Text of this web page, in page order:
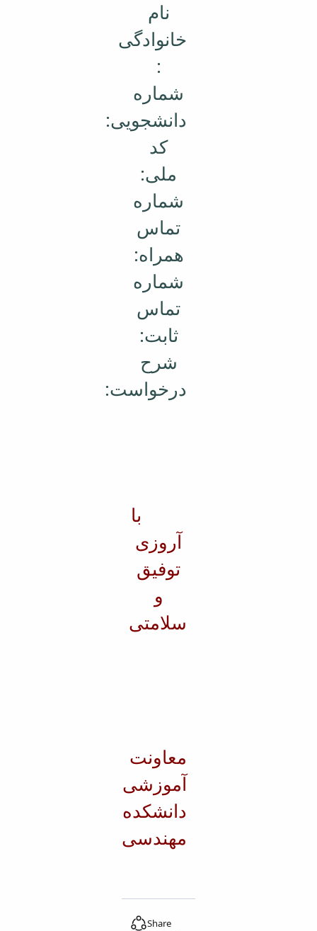
نام
خانوادگی
:
شماره
دانشجویی:
کد
ملی:
شماره
تماس
همراه:
شماره
تماس
ثابت:
شرح
درخواست:
با
آروزی
توفیق
و
سلامتی
معاونت
آموزشی
دانشکده
مهندسی
Share